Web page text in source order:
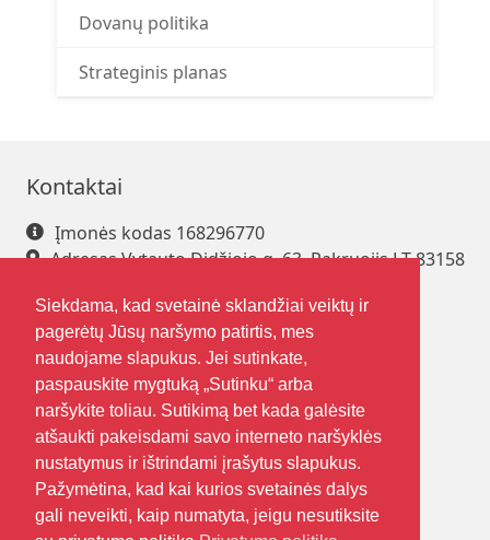
Dovanų politika
Strateginis planas
Kontaktai
Įmonės kodas 168296770
Adresas Vytauto Didžiojo g. 63, Pakruojis LT-83158
El. paštaspakrsjc@gmail.com
Sekite mus Nuorodos
Kontaktai
Apie mus
Duomenų apsauga
Siekdama, kad svetainė sklandžiai veiktų ir
pagerėtų Jūsų naršymo patirtis, mes
naudojame slapukus. Jei sutinkate,
paspauskite mygtuką „Sutinku“ arba
naršykite toliau. Sutikimą bet kada galėsite
atšaukti pakeisdami savo interneto naršyklės
nustatymus ir ištrindami įrašytus slapukus.
Pažymėtina, kad kai kurios svetainės dalys
gali neveikti, kaip numatyta, jeigu nesutiksite